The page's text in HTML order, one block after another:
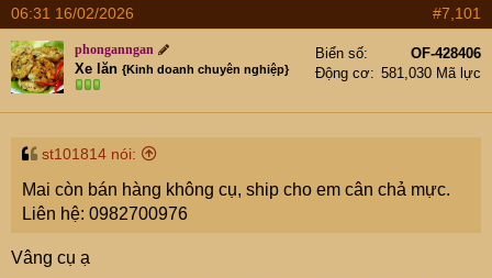
06:31 16/02/2026 #7,101
phonganngan
Xe lăn {Kinh doanh chuyên nghiệp}
Biển số
OF-428406
Động cơ
581,030 Mã lực
st101814 nói:
Mai còn bán hàng không cụ, ship cho em cân chả mực.
Liên hệ: 0982700976
Vâng cụ ạ